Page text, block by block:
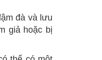
đà và lưu
giả hoặc bị